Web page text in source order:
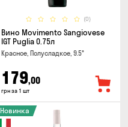
(0)
Вино Movimento Sangiovese
IGT Puglia 0.75л
Красное, Полусладкое, 9.5°
179,00
грн за 1 шт
Новинка